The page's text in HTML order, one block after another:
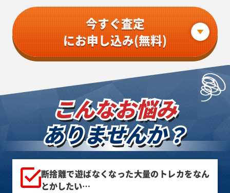
今すぐ査定
にお申し込み(無料)
こんなお悩み
ありませんか？
断捨離で遊ばなくなった大量のトレカをなん
とかしたい…